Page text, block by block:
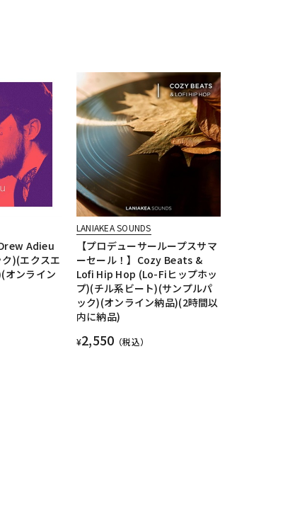
Adieu
)(エクスエ
オンライン
LANIAKEA SOUNDS
【プロデューサーループスサマ
ーセール！】Cozy Beats &
Lofi Hip Hop (Lo-Fiヒップホッ
プ)(チル系ビート)(サンプルパ
ック)(オンライン納品)(2時間以
内に納品)
¥2,550 （税込）